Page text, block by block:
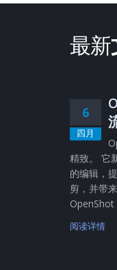
最新
6
四月
精致。 它
的编辑，
剪，并带
OpenShot
阅读详情